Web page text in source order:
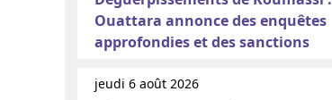
Ouattara annonce des enquêtes
approfondies et des sanctions
jeudi 6 août 2026